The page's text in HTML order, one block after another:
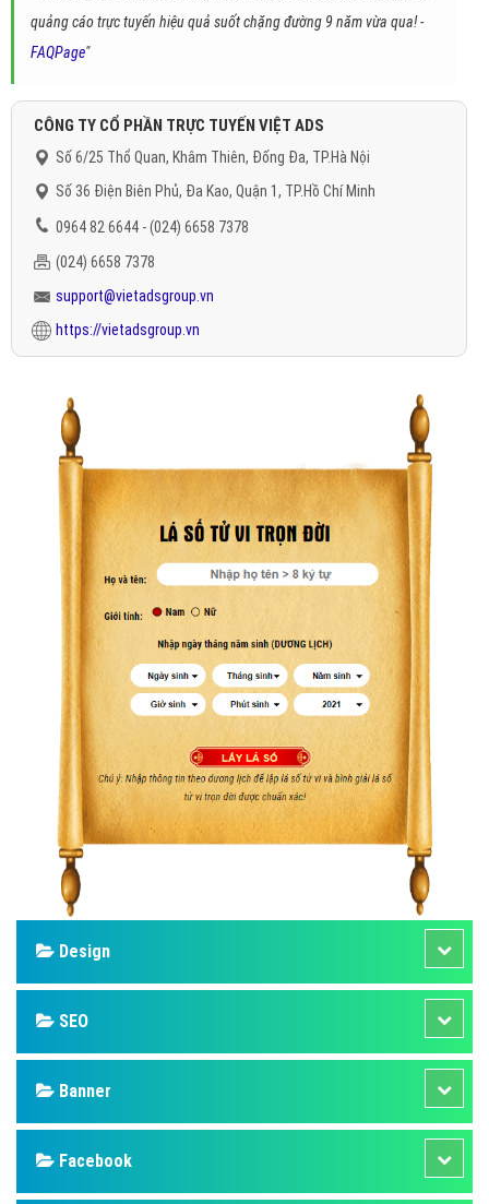
quảng cáo trực tuyến hiệu quả suốt chặng đường 9 năm vừa qua! -
FAQPage"
CÔNG TY CỔ PHẦN TRỰC TUYẾN VIỆT ADS
Số 6/25 Thổ Quan, Khâm Thiên, Đống Đa, TP.Hà Nội
Số 36 Điện Biên Phủ, Đa Kao, Quận 1, TP.Hồ Chí Minh
0964 82 6644 - (024) 6658 7378
(024) 6658 7378
support@vietadsgroup.vn
https://vietadsgroup.vn
Design
SEO
Banner
Facebook